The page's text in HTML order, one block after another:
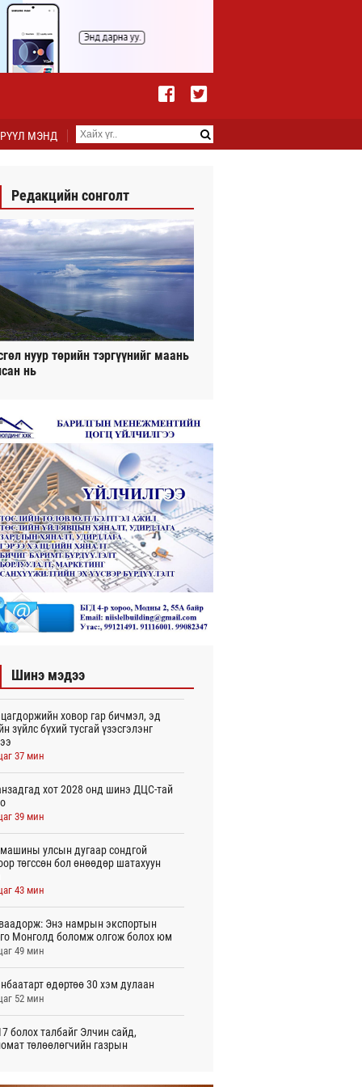
МЭНД
Редакцийн сонголт
нуур төрийн тэргүүнийг маань
нь
Шинэ мэдээ
ховор гар бичмэл, эд
зүйлс бүхий тусгай үзэсгэлэнг
37 мин
хот 2028 онд шинэ ДЦС-тай
39 мин
улсын дугаар сондгой
төгссөн бол өнөөдөр шатахуун
43 мин
Энэ намрын экспортын
Монголд боломж олгож болох юм
49 мин
өдөртөө 30 хэм дулаан
52 мин
болох талбайг Элчин сайд,
төлөөлөгчийн газрын